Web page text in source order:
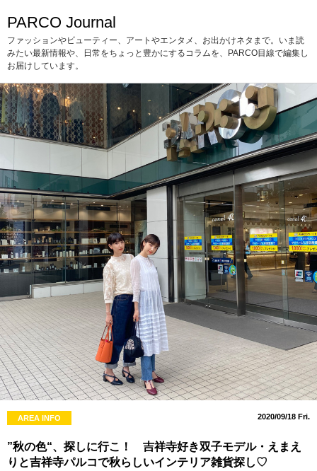
PARCO Journal
ファッションやビューティー、アートやエンタメ、お出かけネタまで。いま読
みたい最新情報や、日常をちょっと豊かにするコラムを、PARCO目線で編集し
お届けしています。
AREA INFO 2020/09/18 Fri.
”秋の色“、探しに行こ！ 吉祥寺好き双子モデル・えまえ
りと吉祥寺パルコで秋らしいインテリア雑貨探し♡